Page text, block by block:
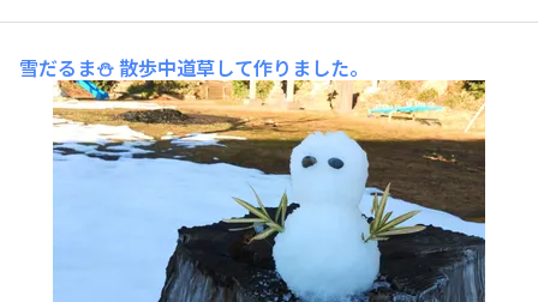
雪だるま⛄️散歩中道草して作りました。